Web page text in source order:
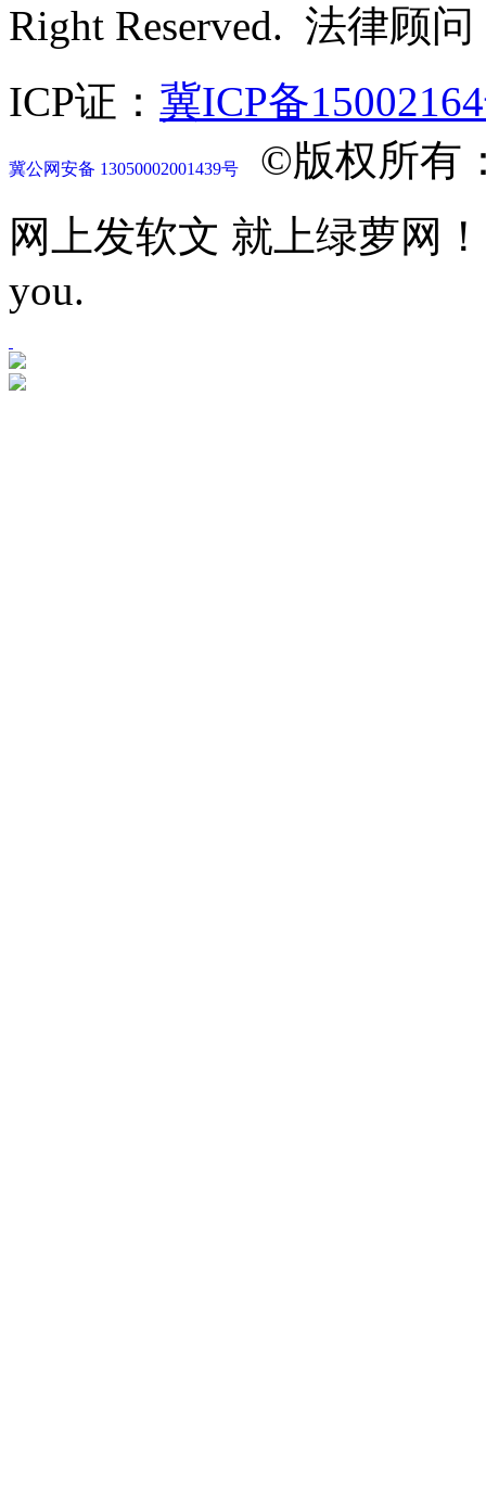
Right Reserved. 法律顾
ICP证： 冀ICP备
冀公网安备 13050002001439号
©版权所有
网上发软文 就上绿萝网！
you.